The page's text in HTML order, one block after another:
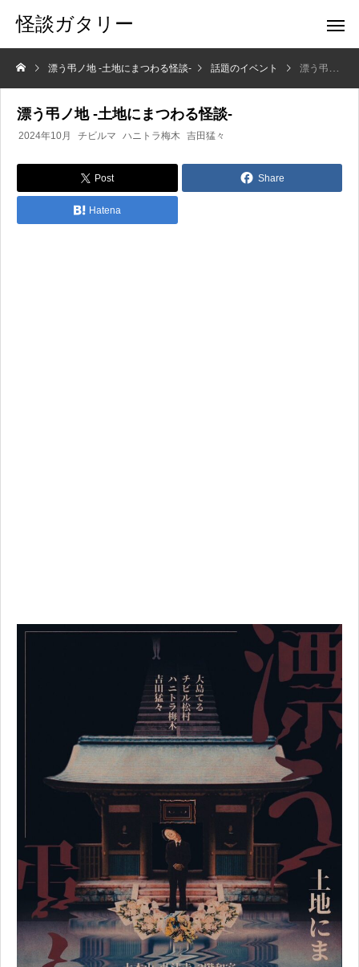
怪談ガタリー
漂う弔ノ地 -土地にまつわる怪談- 話題のイベント 漂う弔ノ地 -土地にまつわる怪談-
漂う弔ノ地 -土地にまつわる怪談-
2024年10月 チビルマ ハニトラ梅木 吉田猛々
Post Share
Hatena